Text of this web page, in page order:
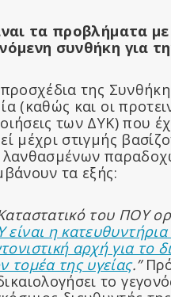
τα προβλήματα
συνθήκη για
της
(καθώς και οι
των ΔΥΚ) που
μέχρι στιγμής
τα εξής:
του ΠΟΥ
η κατευθυντήρια
αρχή για το
τομέα της υγείας.”
το